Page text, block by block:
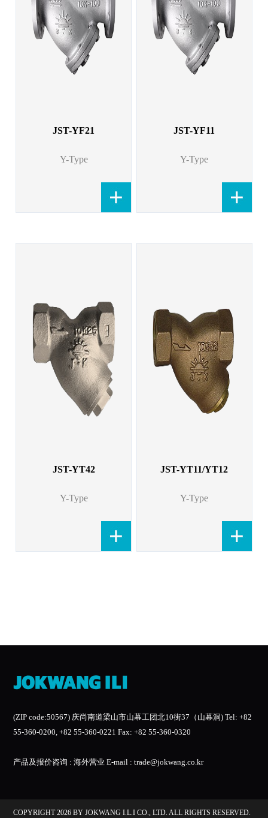
JST-YF21
Y-Type
JST-YF11
Y-Type
JST-YT42
Y-Type
JST-YT11/YT12
Y-Type
(ZIP code:50567) 庆尚南道梁山市山幕工团北10街37（山幕洞) Tel: +82
55-360-0200, +82 55-360-0221 Fax: +82 55-360-0320
产品及报价咨询 : 海外营业 E-mail :trade@jokwang.co.kr
COPYRIGHT 2026 BY JOKWANG I.L.I CO., LTD. ALL RIGHTS RESERVED.